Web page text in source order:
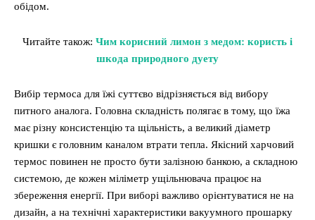
обідом.
Читайте також: Чим корисний лимон з медом: користь і
шкода природного дуету
Вибір термоса для їжі суттєво відрізняється від вибору
питного аналога. Головна складність полягає в тому, що їжа
має різну консистенцію та щільність, а великий діаметр
кришки є головним каналом втрати тепла. Якісний харчовий
термос повинен не просто бути залізною банкою, а складною
системою, де кожен міліметр ущільнювача працює на
збереження енергії. При виборі важливо орієнтуватися не на
дизайн, а на технічні характеристики вакуумного прошарку